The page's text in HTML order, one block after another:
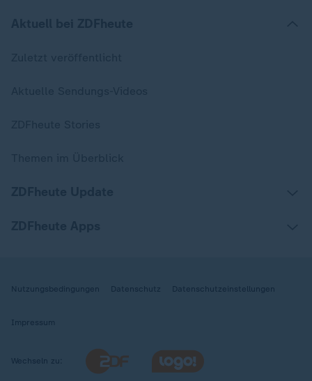
Nutzungsbedingungen Datenschutz Datenschutzeinstellungen
Impressum
Wechseln zu: